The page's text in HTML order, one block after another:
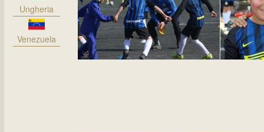
Ungheria
Venezuela